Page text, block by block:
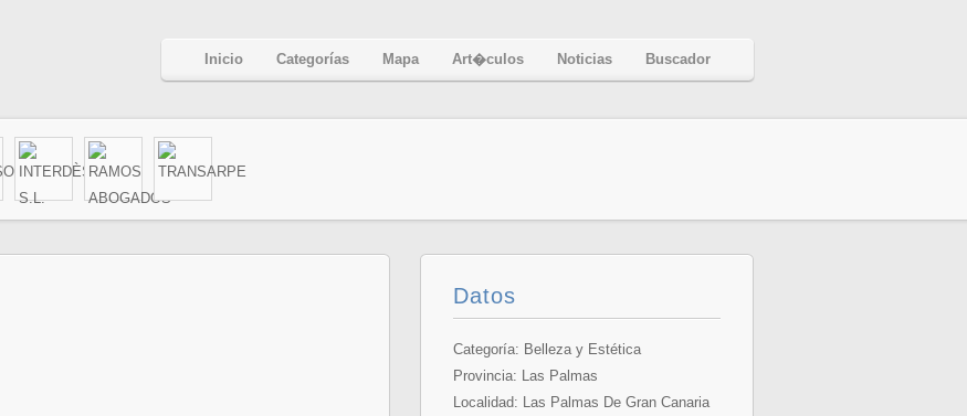
Inicio Categorías Mapa Art�culos Noticias Buscador
Datos
Categoría: Belleza y Estética
Provincia: Las Palmas
Localidad: Las Palmas De Gran Canaria